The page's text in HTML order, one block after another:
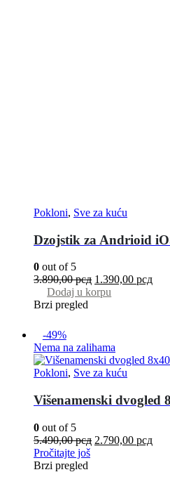
Pokloni, Sve za kuću
Dzojstik za Andrioid
0 out of 5
3.890,00рсд 1.390,00 рсд
Dodaj u korpu
Brzi pregled
-49%
Nema na zalihama
Pokloni, Sve za kuću
Višenamenski dvogled
0 out of 5
5.490,00рсд 2.790,00 рсд
Pročitajte još
Brzi pregled